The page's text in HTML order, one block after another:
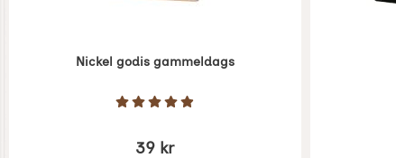
Nickel godis gammeldags
Betyg: 4.9 Stjärnor av 5
39 kr